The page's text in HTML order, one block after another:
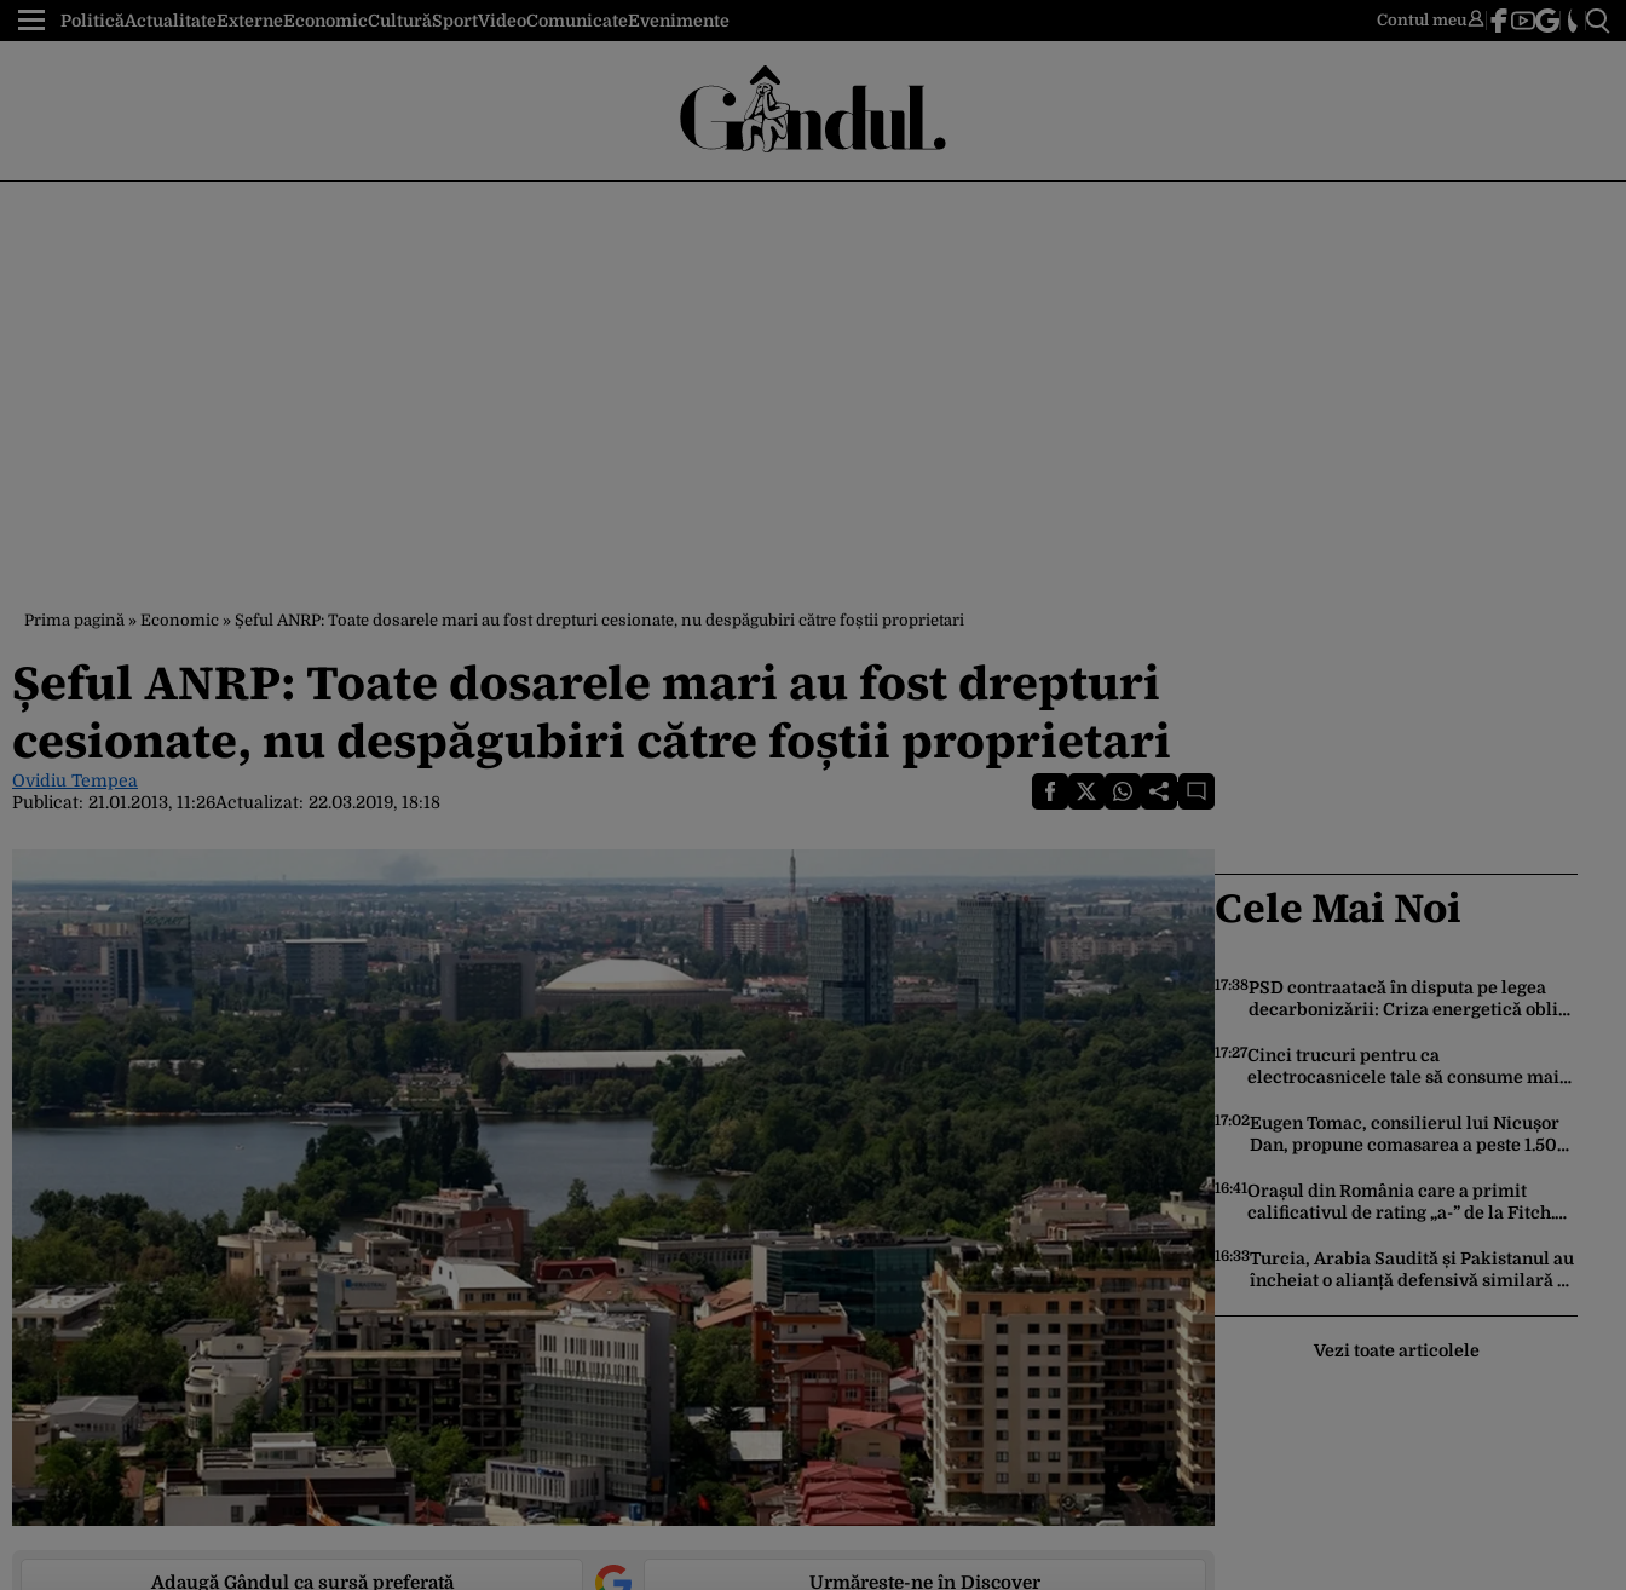
PoliticăActualitateExterneEconomicCulturăSportVideoComunicateEvenimente Contul meu
Prima pagină » Economic » Șeful ANRP: Toate dosarele mari au fost drepturi cesionate, nu despăgubiri către foștii proprietari
Șeful ANRP: Toate dosarele mari au fost drepturi
cesionate, nu despăgubiri către foștii proprietari
Ovidiu Tempea
Publicat: 21.01.2013, 11:26Actualizat: 22.03.2019, 18:18
Adaugă Gândul ca sursă preferată Urmărește-ne în Discover
Cele Mai Noi
17:38PSD contraatacă în disputa pe legea
decarbonizării: Criza energetică obligă
cărbune. Bolojan, acuzat de duplicitate
17:27Cinci trucuri pentru ca
electrocasnicele tale să consume mai
17:02Eugen Tomac, consilierul lui Nicușor
Dan, propune comasarea a peste 1.500
administrativă a județelor
16:41Orașul din România care a primit
calificativul de rating „a-” de la Fitch.
Israel
16:33Turcia, Arabia Saudită și Pakistanul au
încheiat o alianță defensivă similară cu
Vezi toate articolele